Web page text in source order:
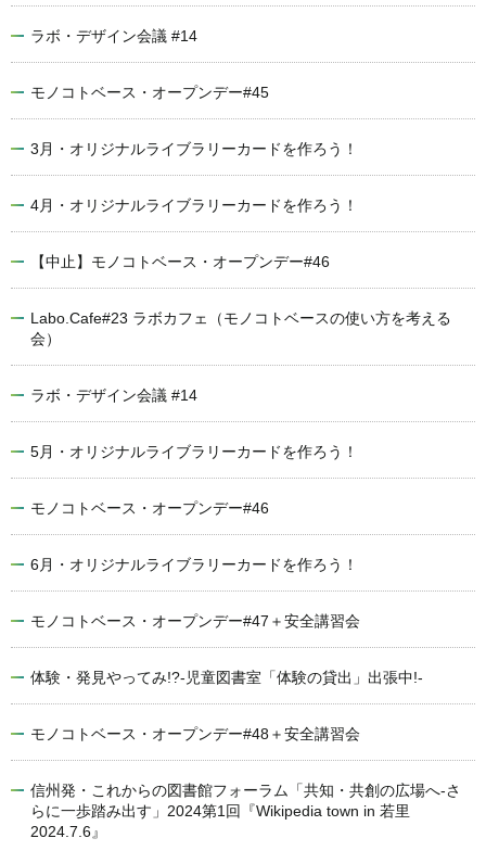
ラボ・デザイン会議 #14
モノコトベース・オープンデー#45
3月・オリジナルライブラリーカードを作ろう！
4月・オリジナルライブラリーカードを作ろう！
【中止】モノコトベース・オープンデー#46
Labo.Cafe#23 ラボカフェ（モノコトベースの使い方を考える
会）
ラボ・デザイン会議 #14
5月・オリジナルライブラリーカードを作ろう！
モノコトベース・オープンデー#46
6月・オリジナルライブラリーカードを作ろう！
モノコトベース・オープンデー#47＋安全講習会
体験・発見やってみ!?-児童図書室「体験の貸出」出張中!-
モノコトベース・オープンデー#48＋安全講習会
信州発・これからの図書館フォーラム「共知・共創の広場へ-さ
らに一歩踏み出す」2024第1回『Wikipedia town in 若里
2024.7.6』